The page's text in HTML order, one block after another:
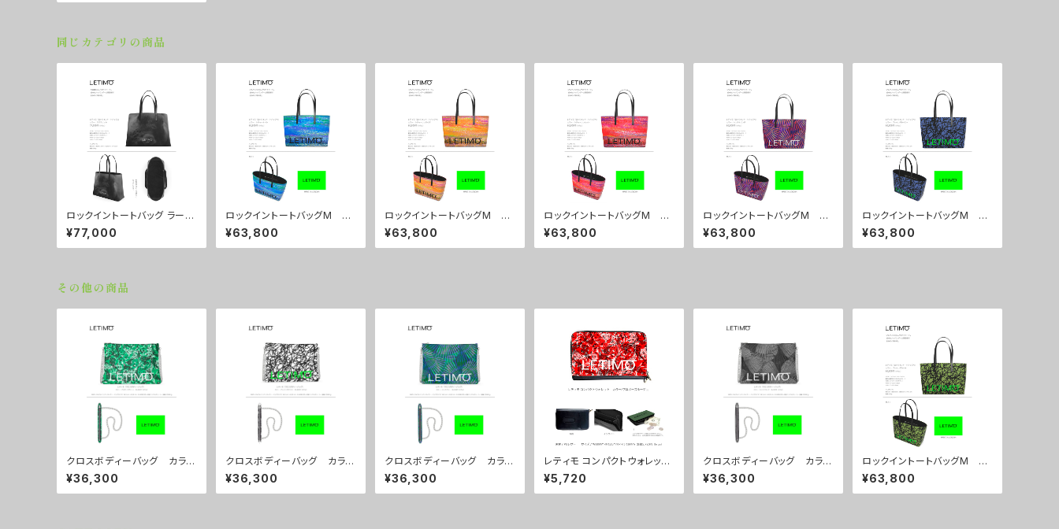
同じカテゴリの商品
ロックイントートバッグ ラージ
サイズ カラー/ラブラビット
■配送まで約１か月
¥77,000
ロックイントートバッグM カ
ラー/シティーナイト ■配送
まで約１か月
¥63,800
ロックイントートバッグM カ
ラー/シティーサンライズ ■
配送まで約１か月
¥63,800
ロックイントートバッグM カ
ラー/シティーサンセット ■
配送まで約１か月
¥63,800
ロックイントートバッグM カ
ラー/センスマゼンダ ■配送
まで約１か月
¥63,800
ロックイントートバッグM カ
ラー/ブレインズネイビー ■
配送まで約１か月
¥63,800
その他の商品
クロスボディーバッグ カラ
ー/プロポーズグリーン ■配
送まで約１か月
¥36,300
クロスボディーバッグ カラ
ー/ブレインズホワイト ■配
送まで約１か月
¥36,300
クロスボディーバッグ カラ
ー/センスブルー ■配送まで
約１か月
¥36,300
レティモ コンパクトウォレッ
ト カラー/プロポーズルージ
ュ ■配送まで3週間
¥5,720
クロスボディーバッグ カラ
ー/センスブラック ■配送ま
で約１か月
¥36,300
ロックイントートバッグM カ
ラー/ブレインズカーキ ■配
送まで約１か月
¥63,800